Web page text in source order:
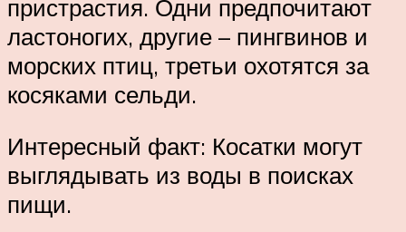
пристрастия. Одни предпочитают
ластоногих, другие – пингвинов и
морских птиц, третьи охотятся за
косяками сельди.
Интересный факт: Косатки могут
выглядывать из воды в поисках
пищи.